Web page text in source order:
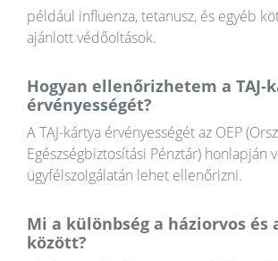
például influenza, tetanusz, és egyéb
ajánlott védőoltások.
Hogyan ellenőrizhetem a TAJ-
érvényességét?
A TAJ-kártya érvényességét az OEP
Egészségbiztosítási Pénztár) honlapján
ügyfélszolgálatán lehet ellenőrizni.
Mi a különbség a háziorvos és
között?